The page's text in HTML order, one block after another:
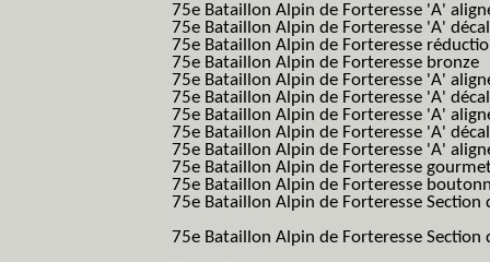
75e Bataillon Alpin de Forteresse 'A'
75e Bataillon Alpin de Forteresse 'A'
75e Bataillon Alpin de Forteresse
75e Bataillon Alpin de Forteresse bronze
75e Bataillon Alpin de Forteresse 'A'
75e Bataillon Alpin de Forteresse 'A'
75e Bataillon Alpin de Forteresse 'A'
75e Bataillon Alpin de Forteresse 'A'
75e Bataillon Alpin de Forteresse 'A'
75e Bataillon Alpin de Forteresse
75e Bataillon Alpin de Forteresse
75e Bataillon Alpin de Forteresse
75e Bataillon Alpin de Forteresse